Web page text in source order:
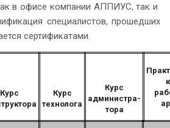
в офисе компании АППИУС, так и
специалистов, прошедших
сертификатами.
Курс
Курс
технолога
Курс
администра-
тора